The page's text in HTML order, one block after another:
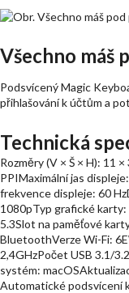
Všechno máš
Podsvícený Magic
přihlašování k účtům a
Technická
Rozměry (V × Š × H): 11
PPIMaximální jas
frekvence displeje: 60
1080pTyp grafické
5.3Slot na paměťové
BluetoothVerze Wi-Fi:
2,4GHzPočet USB 3.1/
systém:
Automatické podsvícení